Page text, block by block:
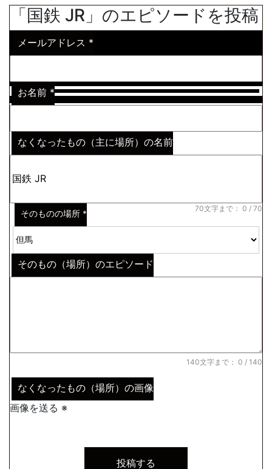
「国鉄 JR」のエピソードを投稿
メールアドレス *
お名前 *
なくなったもの（主に場所）の名前
70文字まで： 0 / 70
そのものの場所 *
そのもの（場所）のエピソード
140文字まで： 0 / 140
なくなったもの（場所）の画像
画像を送る ※